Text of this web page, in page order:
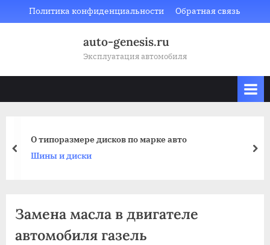
to
Политика конфиденциальности Обратная связь
auto-genesis.ru
Эксплуатация автомобиля
О типоразмере дисков по марке авто
Шины и диски
prev
Замена масла в двигателе
автомобиля газель